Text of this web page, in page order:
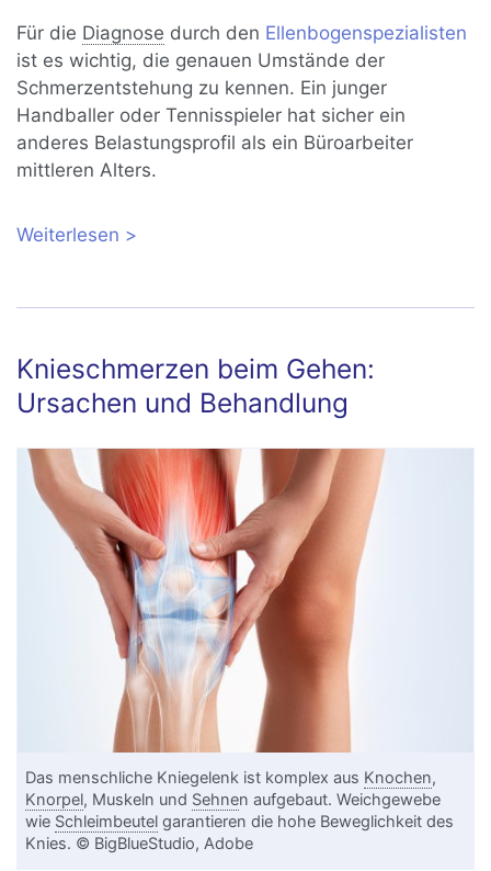
Für die Diagnose durch den Ellenbogenspezialisten
ist es wichtig, die genauen Umstände der
Schmerzentstehung zu kennen. Ein junger
Handballer oder Tennisspieler hat sicher ein
anderes Belastungsprofil als ein Büroarbeiter
mittleren Alters.
Weiterlesen über Ellenbogenschmerzen – welche
Knieschmerzen beim Gehen:
Ursachen und Behandlung
Das menschliche Kniegelenk ist komplex aus Knochen,
Knorpel, Muskeln und Sehnen aufgebaut. Weichgewebe
wie Schleimbeutel garantieren die hohe Beweglichkeit des
Knies. © BigBlueStudio, Adobe